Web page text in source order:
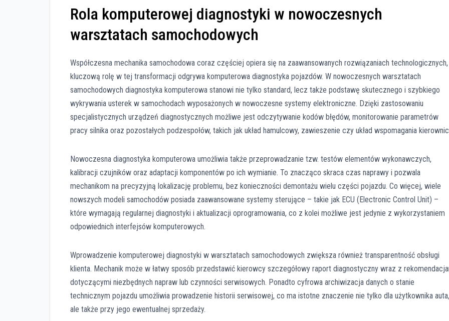
Rola komputerowej diagnostyki w nowoczesnych
warsztatach samochodowych
Współczesna mechanika samochodowa coraz częściej opiera się na zaawansowanych rozwiązaniach
kluczową rolę w tej transformacji odgrywa komputerowa diagnostyka pojazdów. W nowoczesnych warsztatach
samochodowych diagnostyka komputerowa stanowi nie tylko standard, lecz także podstawę skutecznego i szybkiego
wykrywania usterek w samochodach wyposażonych w nowoczesne systemy elektroniczne. Dzięki zastosowaniu
specjalistycznych urządzeń diagnostycznych możliwe jest odczytywanie kodów błędów, monitorowanie parametrów
pracy silnika oraz pozostałych podzespołów, takich jak układ hamulcowy, zawieszenie czy układ wspomagania
Nowoczesna diagnostyka komputerowa umożliwia także przeprowadzanie tzw. testów elementów wykonawczych,
kalibracji czujników oraz adaptacji komponentów po ich wymianie. To znacząco skraca czas naprawy i pozwala
mechanikom na precyzyjną lokalizację problemu, bez konieczności demontażu wielu części pojazdu. Co więcej, wiele
nowszych modeli samochodów posiada zaawansowane systemy sterujące – takie jak ECU (Electronic Control Unit) –
które wymagają regularnej diagnostyki i aktualizacji oprogramowania, co z kolei możliwe jest jedynie z wykorzystaniem
odpowiednich interfejsów komputerowych.
Wprowadzenie komputerowej diagnostyki w warsztatach samochodowych zwiększa również transparentność obsługi
klienta. Mechanik może w łatwy sposób przedstawić kierowcy szczegółowy raport diagnostyczny wraz z
dotyczącymi niezbędnych napraw lub czynności serwisowych. Ponadto cyfrowa archiwizacja danych o stanie
technicznym pojazdu umożliwia prowadzenie historii serwisowej, co ma istotne znaczenie nie tylko dla użytkownika auta,
ale także przy jego ewentualnej sprzedaży.